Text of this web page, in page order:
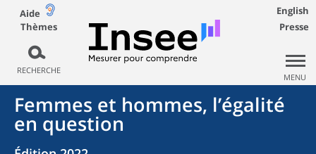
Aide
Thèmes
RECHERCHE
English
Presse
MENU
Femmes et hommes, l’égalité
en question